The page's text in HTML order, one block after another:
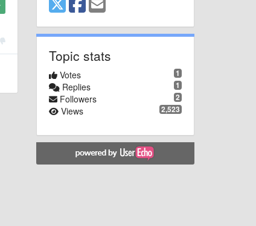
Topic stats
1
Votes
1
Replies
2
Followers
2,523
Views